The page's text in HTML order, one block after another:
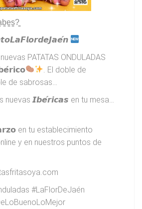
PATATAS ONDULADAS
. El doble de
de sabrosas…
nuevas 𝙄𝙗𝙚́𝙧𝙞𝙘𝙖𝙨 en tu mesa…
en tu establecimiento
y en nuestros puntos de
#LaFlorDeJaén